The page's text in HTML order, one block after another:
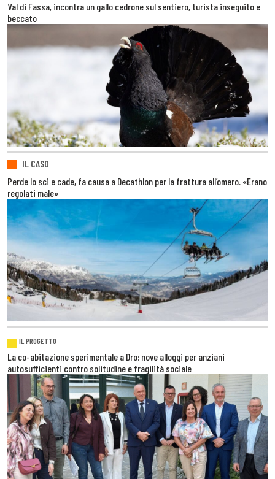
Val di Fassa, incontra un gallo cedrone sul sentiero, turista inseguito e
beccato
IL CASO
Perde lo sci e cade, fa causa a Decathlon per la frattura all’omero. «Erano
regolati male»
IL PROGETTO
La co-abitazione sperimentale a Dro: nove alloggi per anziani
autosufficienti contro solitudine e fragilità sociale